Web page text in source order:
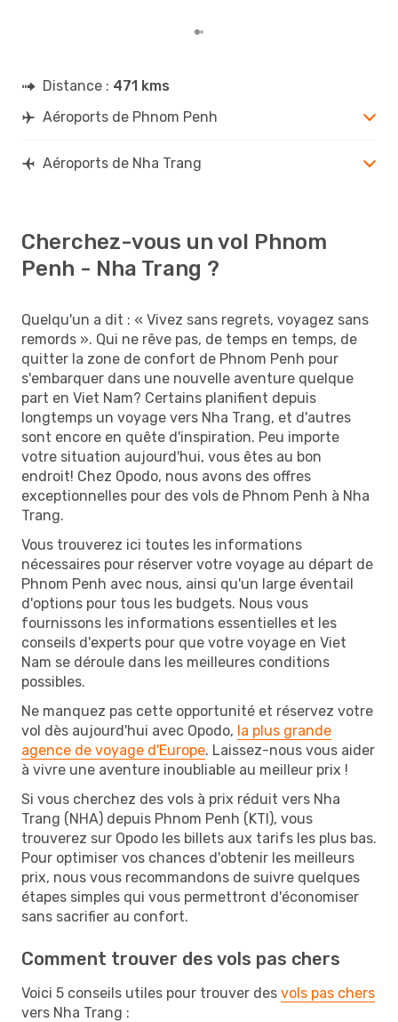
Distance : 471 kms
Aéroports de Phnom Penh
Aéroports de Nha Trang
Cherchez-vous un vol Phnom
Penh - Nha Trang ?
Quelqu'un a dit : « Vivez sans regrets, voyagez sans
remords ». Qui ne rêve pas, de temps en temps, de
quitter la zone de confort de Phnom Penh pour
s'embarquer dans une nouvelle aventure quelque
part en Viet Nam? Certains planifient depuis
longtemps un voyage vers Nha Trang, et d'autres
sont encore en quête d'inspiration. Peu importe
votre situation aujourd'hui, vous êtes au bon
endroit! Chez Opodo, nous avons des offres
exceptionnelles pour des vols de Phnom Penh à Nha
Trang.
Vous trouverez ici toutes les informations
nécessaires pour réserver votre voyage au départ de
Phnom Penh avec nous, ainsi qu'un large éventail
d'options pour tous les budgets. Nous vous
fournissons les informations essentielles et les
conseils d'experts pour que votre voyage en Viet
Nam se déroule dans les meilleures conditions
possibles.
Ne manquez pas cette opportunité et réservez votre
vol dès aujourd'hui avec Opodo, la plus grande
agence de voyage d'Europe. Laissez-nous vous aider
à vivre une aventure inoubliable au meilleur prix !
Si vous cherchez des vols à prix réduit vers Nha
Trang (NHA) depuis Phnom Penh (KTI), vous
trouverez sur Opodo les billets aux tarifs les plus bas.
Pour optimiser vos chances d'obtenir les meilleurs
prix, nous vous recommandons de suivre quelques
étapes simples qui vous permettront d'économiser
sans sacrifier au confort.
Comment trouver des vols pas chers
Voici 5 conseils utiles pour trouver des vols pas chers
vers Nha Trang :